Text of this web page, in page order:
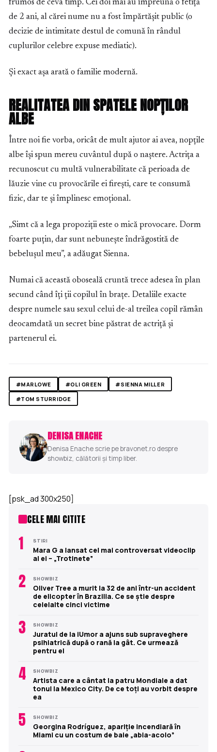
frumos de ceva timp. Cei doi mai au împreună o fetiță
de 2 ani, al cărei nume nu a fost împărtășit public (o
decizie de intimitate destul de comună în rândul
cuplurilor celebre expuse mediatic).
Și exact așa arată o familie modernă.
REALITATEA DIN SPATELE NOPȚILOR
ALBE
Între noi fie vorba, oricât de mult ajutor ai avea, nopțile
albe își spun mereu cuvântul după o naștere. Actrița a
recunoscut cu multă vulnerabilitate că perioada de
lăuzie vine cu provocările ei firești, care te consumă
fizic, dar te și împlinesc emoțional.
„Simt că a lega propoziții este o mică provocare. Dorm
foarte puțin, dar sunt nebunește îndrăgostită de
bebelușul meu”, a adăugat Sienna.
Numai că această oboseală cruntă trece adesea în plan
secund când îți ții copilul în brațe. Detaliile exacte
despre numele sau sexul celui de-al treilea copil rămân
deocamdată un secret bine păstrat de actriță și
partenerul ei.
#MARLOWE #OLI GREEN
#SIENNA MILLER
#TOM STURRIDGE
DENISA ENACHE
Denisa Enache scrie pe bravonet.ro despre
showbiz, călătorii și timp liber.
[psk_ad 300x250]
CELE MAI CITITE
1 STIRI
Mara G a lansat cel mai controversat videoclip
al ei – „Trotinete”
2 SHOWBIZ
Oliver Tree a murit la 32 de ani într-un accident
de elicopter în Brazilia. Ce se știe despre
celelalte cinci victime
3 SHOWBIZ
Juratul de la iUmor a ajuns sub supraveghere
psihiatrică după o rană la gât. Ce urmează
pentru el
4 SHOWBIZ
Artista care a cântat la patru Mondiale a dat
tonul la Mexico City. De ce toți au vorbit despre
ea
5 SHOWBIZ
Georgina Rodríguez, apariție incendiară în
Miami cu un costum de baie „abia-acolo”